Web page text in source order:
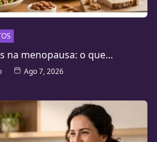
na menopausa: o que…
Ago 7, 2026